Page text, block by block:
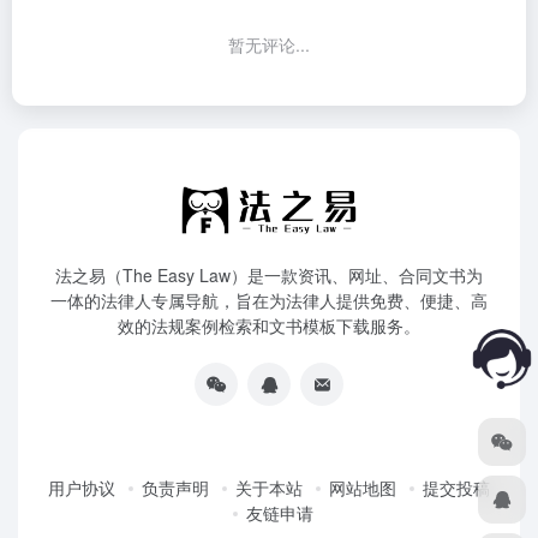
暂无评论...
法之易（The Easy Law）是一款资讯、网址、合同文书为
一体的法律人专属导航，旨在为法律人提供免费、便捷、高
效的法规案例检索和文书模板下载服务。
用户协议 负责声明 关于本站 网站地图
提交投稿
友链申请